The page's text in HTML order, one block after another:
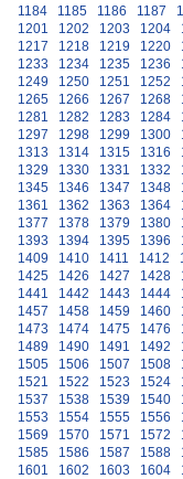
1184
1185 1186 1187
1201
1202 1203 1204
1217
1218 1219 1220
1233
1234 1235 1236
1249
1250 1251 1252
1265
1266 1267 1268
1281
1282 1283 1284
1297
1298 1299 1300
1313
1314 1315 1316
1329
1330 1331 1332
1345
1346 1347 1348
1361
1362 1363 1364
1377
1378 1379 1380
1393
1394 1395 1396
1409
1410 1411 1412
1425
1426 1427 1428
1441
1442 1443 1444
1457
1458 1459 1460
1473
1474 1475 1476
1489
1490 1491 1492
1505
1506 1507 1508
1521
1522 1523 1524
1537
1538 1539 1540
1553
1554 1555 1556
1569
1570 1571 1572
1585
1586 1587 1588
1601
1602 1603 1604